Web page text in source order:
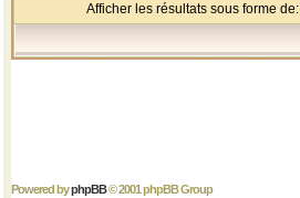
Afficher les résultats sous forme de:
Powered byphpBB© 2001 phpBB Group